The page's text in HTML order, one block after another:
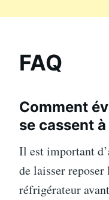
FAQ
Comment
se cassent
Il est important
de laisser
réfrigérateur